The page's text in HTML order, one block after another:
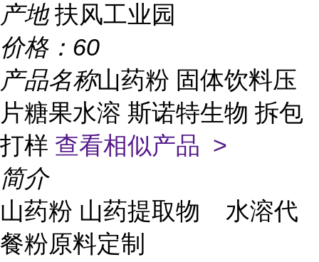
产地 扶风工业园
价格： 60
产品名称山药粉 固体饮料压
片糖果水溶 斯诺特生物 拆包
打样 查看相似产品 >
简介
山药粉 山药提取物 水溶代
餐粉原料定制